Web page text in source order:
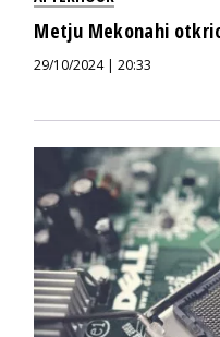
Metju Mekonahi
29/10/2024 | 20:33